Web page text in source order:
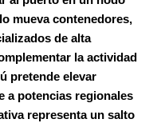
mueva contenedores,
de alta
la actividad
pretende elevar
a potencias regionales
representa un salto